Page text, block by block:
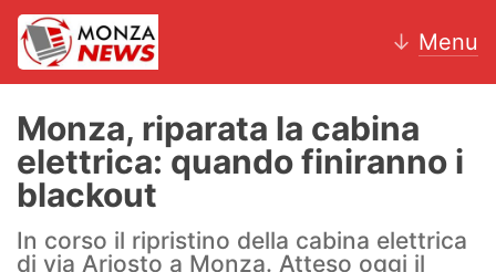
↓ Menu
News
AC Monza
Monza, riparata la cabina
elettrica: quando finiranno i
blackout
In corso il ripristino della cabina elettrica
di via Ariosto a Monza. Atteso oggi il